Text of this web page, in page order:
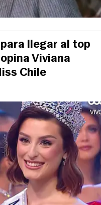
llegar al top
Viviana
Chile